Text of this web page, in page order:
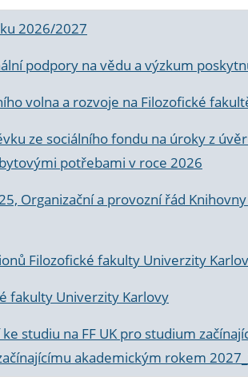
2026/2027
podpory na vědu a výzkum
volna a rozvoje na Filozofické
ze sociálního fondu na úroky z
potřebami v roce 2026
Organizační a provozní řád
Filozofické fakulty Univerzity
fakulty Univerzity Karlovy
studiu na FF UK pro studium
akademickým rokem